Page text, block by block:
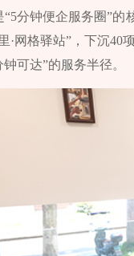
“5分钟便企服务圈”的
·网格驿站”，下沉
可达”的服务半径。